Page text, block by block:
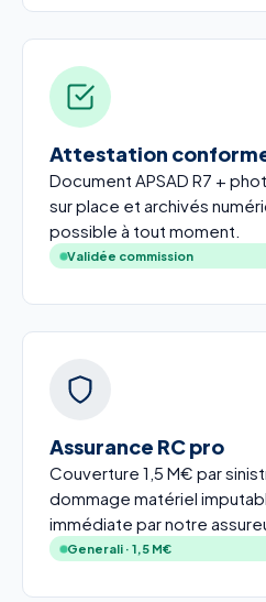
Attestation
Document APSAD R7 +
sur place et archivés
possible à tout moment.
Validée commission
Assurance RC pro
Couverture 1,5 M€ par
dommage matériel
immédiate par notre
Generali · 1,5 M€